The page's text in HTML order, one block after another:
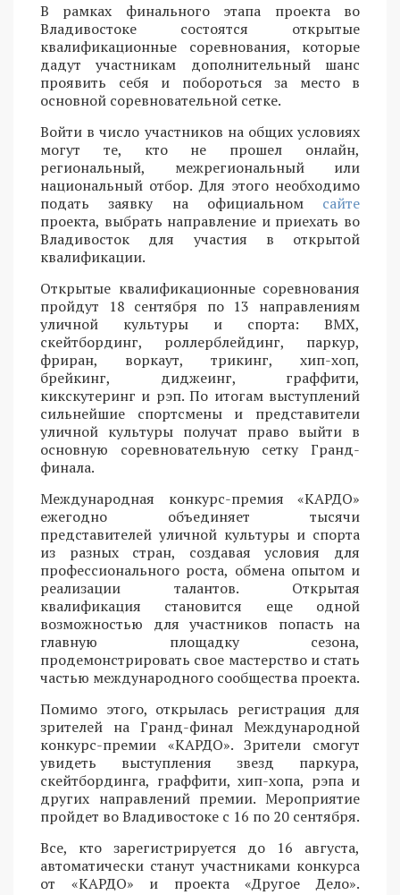
В рамках финального этапа проекта во
Владивостоке состоятся открытые
квалификационные соревнования, которые
дадут участникам дополнительный шанс
проявить себя и побороться за место в
основной соревновательной сетке.
Войти в число участников на общих условиях
могут те, кто не прошел онлайн,
региональный, межрегиональный или
национальный отбор. Для этого необходимо
подать заявку на официальном сайте
проекта, выбрать направление и приехать во
Владивосток для участия в открытой
квалификации.
Открытые квалификационные соревнования
пройдут 18 сентября по 13 направлениям
уличной культуры и спорта: BMX,
скейтбординг, роллерблейдинг, паркур,
фриран, воркаут, трикинг, хип-хоп,
брейкинг, диджеинг, граффити,
кикскутеринг и рэп. По итогам выступлений
сильнейшие спортсмены и представители
уличной культуры получат право выйти в
основную соревновательную сетку Гранд-
финала.
Международная конкурс-премия «КАРДО»
ежегодно объединяет тысячи
представителей уличной культуры и спорта
из разных стран, создавая условия для
профессионального роста, обмена опытом и
реализации талантов. Открытая
квалификация становится еще одной
возможностью для участников попасть на
главную площадку сезона,
продемонстрировать свое мастерство и стать
частью международного сообщества проекта.
Помимо этого, открылась регистрация для
зрителей на Гранд-финал Международной
конкурс-премии «КАРДО». Зрители смогут
увидеть выступления звезд паркура,
скейтбординга, граффити, хип-хопа, рэпа и
других направлений премии. Мероприятие
пройдет во Владивостоке с 16 по 20 сентября.
Все, кто зарегистрируется до 16 августа,
автоматически станут участниками конкурса
от «КАРДО» и проекта «Другое Дело».